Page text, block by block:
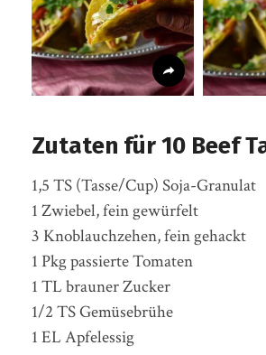
Zutaten für 10 Beef
1,5 TS (Tasse/Cup) Soja-Granulat
1 Zwiebel, fein gewürfelt
3 Knoblauchzehen, fein gehackt
1 Pkg passierte Tomaten
1 TL brauner Zucker
1/2 TS Gemüsebrühe
1 EL Apfelessig